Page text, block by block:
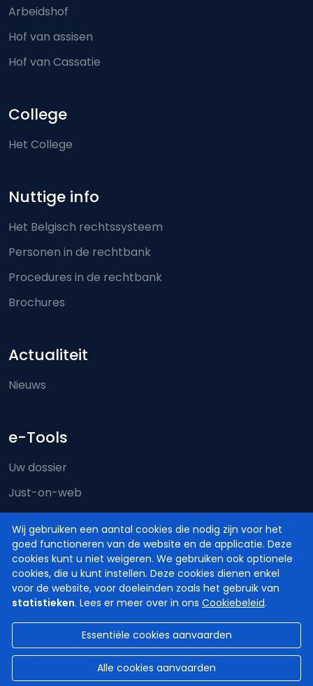
Wij gebruiken een aantal cookies die nodig zijn voor het
goed functioneren van de website en de applicatie. Deze
cookies kunt u niet weigeren. We gebruiken ook optionele
cookies, die u kunt instellen. Deze cookies dienen enkel
voor de website, voor doeleinden zoals het gebruik van
statistieken. Lees er meer over in ons Cookiebeleid.
Essentiële cookies aanvaarden
Alle cookies aanvaarden
Arbeidshof
Hof van assisen
Hof van Cassatie
College
Het College
Nuttige info
Het Belgisch rechtssysteem
Personen in de rechtbank
Procedures in de rechtbank
Brochures
Actualiteit
Nieuws
e-Tools
Uw dossier
Just-on-web
e-Deposit
Territoriale bevoegdheid
© Hoven en Rechtbanken van België
2026
Privacy
Cookiebeleid